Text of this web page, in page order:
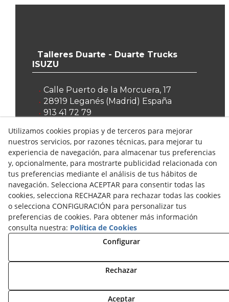
Talleres Duarte - Duarte Trucks
ISUZU
Calle Puerto de la Morcuera, 17
28919 Leganés(Madrid ) España
913 41 72 79
oscarbenayas@talleresduarte.com
© 08/2026 Remocam Trucks - Todos los derechos
reservados.
Política de Privacidad
Política de Cookies
Utilizamos cookies propias y de terceros para mejorar
nuestros servicios, por razones técnicas, para mejorar tu
experiencia de navegación, para almacenar tus preferencias
y, opcionalmente, para mostrarte publicidad relacionada con
tus preferencias mediante el análisis de tus hábitos de
navegación. Selecciona ACEPTAR para consentir todas las
cookies, selecciona RECHAZAR para rechazar todas las cookies
o selecciona CONFIGURACIÓN para personalizar tus
preferencias de cookies. Para obtener más información
consulta nuestra: Política de Cookies
Configurar
Rechazar
Aceptar